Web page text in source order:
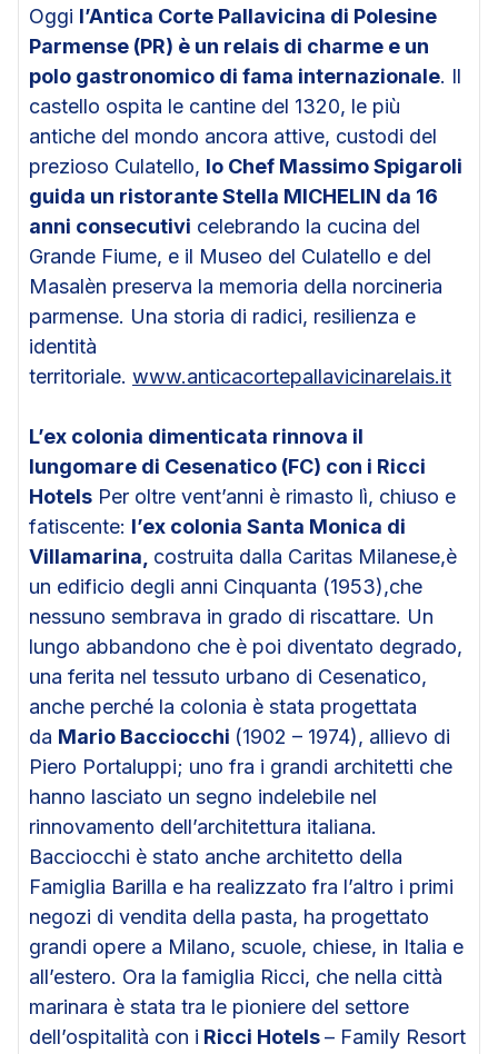
Oggi l’Antica Corte Pallavicina di Polesine
Parmense (PR) è un relais di charme e un
polo gastronomico di fama internazionale. Il
castello ospita le cantine del 1320, le più
antiche del mondo ancora attive, custodi del
prezioso Culatello, lo Chef Massimo Spigaroli
guida un ristorante Stella MICHELIN da 16
anni consecutivi celebrando la cucina del
Grande Fiume, e il Museo del Culatello e del
Masalèn preserva la memoria della norcineria
parmense. Una storia di radici, resilienza e
identità
territoriale. www.anticacortepallavicinarelais.it
L’ex colonia dimenticata rinnova il
lungomare di Cesenatico (FC) con i Ricci
Hotels Per oltre vent’anni è rimasto lì, chiuso e
fatiscente: l’ex colonia Santa Monica di
Villamarina, costruita dalla Caritas Milanese,è
un edificio degli anni Cinquanta (1953),che
nessuno sembrava in grado di riscattare. Un
lungo abbandono che è poi diventato degrado,
una ferita nel tessuto urbano di Cesenatico,
anche perché la colonia è stata progettata
da Mario Bacciocchi (1902 – 1974), allievo di
Piero Portaluppi; uno fra i grandi architetti che
hanno lasciato un segno indelebile nel
rinnovamento dell’architettura italiana.
Bacciocchi è stato anche architetto della
Famiglia Barilla e ha realizzato fra l’altro i primi
negozi di vendita della pasta, ha progettato
grandi opere a Milano, scuole, chiese, in Italia e
all’estero. Ora la famiglia Ricci, che nella città
marinara è stata tra le pioniere del settore
dell’ospitalità con i Ricci Hotels– Family Resort